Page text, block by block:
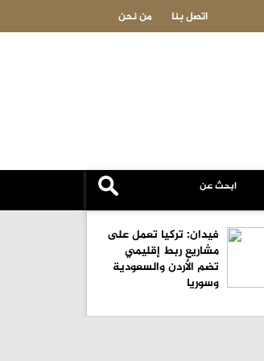
من نحن اتصل بنا
فيدان: تركيا تعمل على
مشاريع ربط إقليمي
تضم الأردن والسعودية
وسوريا